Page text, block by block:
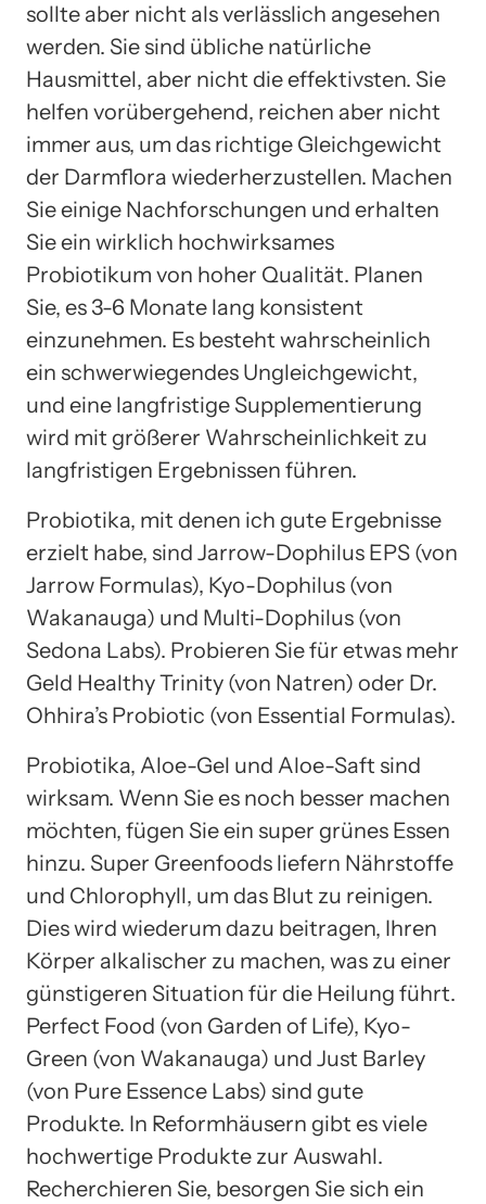
sollte aber nicht als verlässlich angesehen
werden. Sie sind übliche natürliche
Hausmittel, aber nicht die effektivsten. Sie
helfen vorübergehend, reichen aber nicht
immer aus, um das richtige Gleichgewicht
der Darmflora wiederherzustellen. Machen
Sie einige Nachforschungen und erhalten
Sie ein wirklich hochwirksames
Probiotikum von hoher Qualität. Planen
Sie, es 3-6 Monate lang konsistent
einzunehmen. Es besteht wahrscheinlich
ein schwerwiegendes Ungleichgewicht,
und eine langfristige Supplementierung
wird mit größerer Wahrscheinlichkeit zu
langfristigen Ergebnissen führen.
Probiotika, mit denen ich gute Ergebnisse
erzielt habe, sind Jarrow-Dophilus EPS (von
Jarrow Formulas), Kyo-Dophilus (von
Wakanauga) und Multi-Dophilus (von
Sedona Labs). Probieren Sie für etwas mehr
Geld Healthy Trinity (von Natren) oder Dr.
Ohhira’s Probiotic (von Essential Formulas).
Probiotika, Aloe-Gel und Aloe-Saft sind
wirksam. Wenn Sie es noch besser machen
möchten, fügen Sie ein super grünes Essen
hinzu. Super Greenfoods liefern Nährstoffe
und Chlorophyll, um das Blut zu reinigen.
Dies wird wiederum dazu beitragen, Ihren
Körper alkalischer zu machen, was zu einer
günstigeren Situation für die Heilung führt.
Perfect Food (von Garden of Life), Kyo-
Green (von Wakanauga) und Just Barley
(von Pure Essence Labs) sind gute
Produkte. In Reformhäusern gibt es viele
hochwertige Produkte zur Auswahl.
Recherchieren Sie, besorgen Sie sich ein